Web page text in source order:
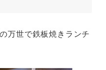
万世で鉄板焼きランチ